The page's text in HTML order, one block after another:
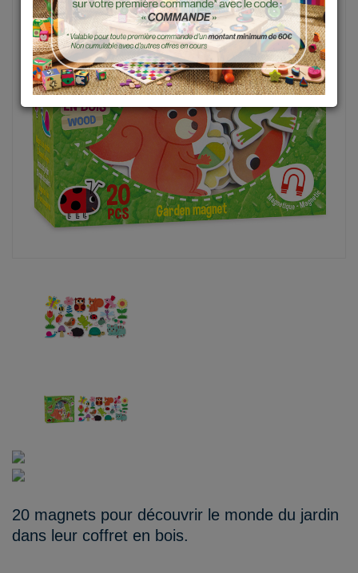
20 magnets pour découvrir le monde du jardin
dans leur coffret en bois.